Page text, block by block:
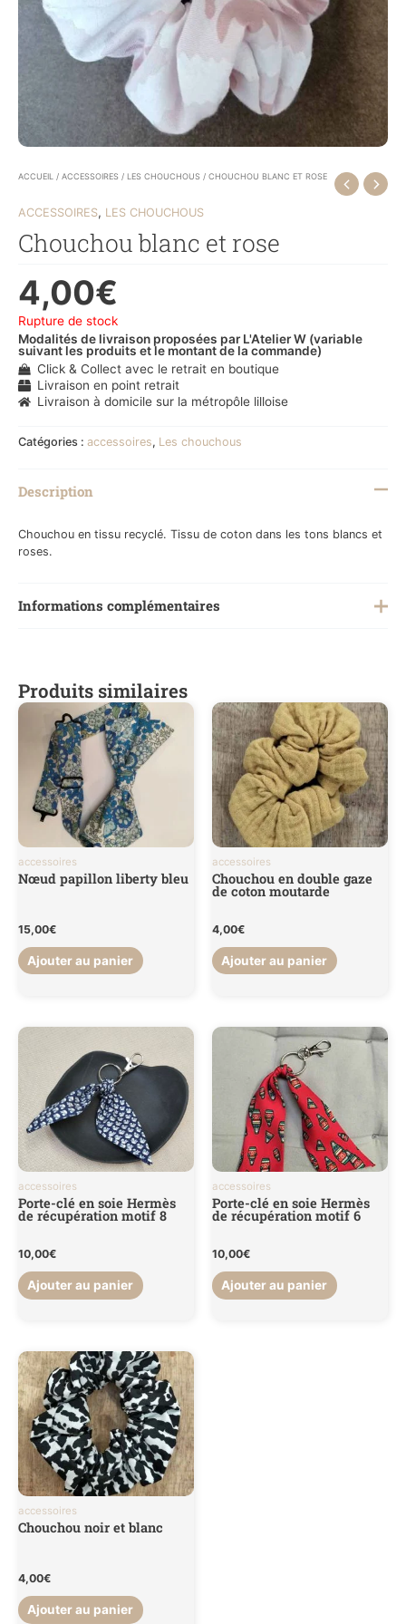
ACCUEIL / ACCESSOIRES / LES CHOUCHOUS / CHOUCHOU BLANC ET ROSE
ACCESSOIRES, LES CHOUCHOUS
Chouchou blanc et rose
4,00€
Rupture de stock
Modalités de livraison proposées par L'Atelier W (variable
suivant les produits et le montant de la commande)
Click & Collect avec le retrait en boutique
Livraison en point retrait
Livraison à domicile sur la métropôle lilloise
Catégories : accessoires, Les chouchous
Description
Chouchou en tissu recyclé. Tissu de coton dans les tons blancs et
roses.
Informations complémentaires
Produits similaires
accessoires
Nœud papillon liberty bleu
15,00€
Ajouter au panier
accessoires
Chouchou en double gaze
de coton moutarde
4,00€
Ajouter au panier
accessoires
Porte-clé en soie Hermès
de récupération motif 8
10,00€
Ajouter au panier
accessoires
Porte-clé en soie Hermès
de récupération motif 6
10,00€
Ajouter au panier
accessoires
Chouchou noir et blanc
4,00€
Ajouter au panier